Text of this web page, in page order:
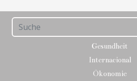
Gesundheit
Internacional
Ökonomie